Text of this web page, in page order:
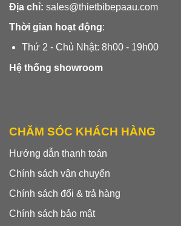
Địa chỉ: sales@thietbibepaau.com
Thời gian hoạt động:
Thứ 2 - Chủ Nhật: 8h00 - 19h00
Hệ thống showroom
CHĂM SÓC KHÁCH HÀNG
Hướng dẫn thanh toán
Chính sách vận chuyển
Chính sách đổi & trả hàng
Chính sách bảo mật